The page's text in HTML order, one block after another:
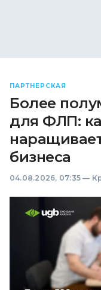
ПАРТНЕРСКАЯ
Более
для ФЛП:
бизнеса
04.08.2026, 07:35 —